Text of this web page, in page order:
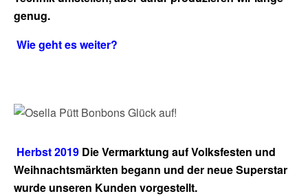
genug.
Wie geht es weiter?
Herbst 2019 Die Vermarktung auf Volksfesten und
Weihnachtsmärkten begann und der neue Superstar
wurde unseren Kunden vorgestellt.